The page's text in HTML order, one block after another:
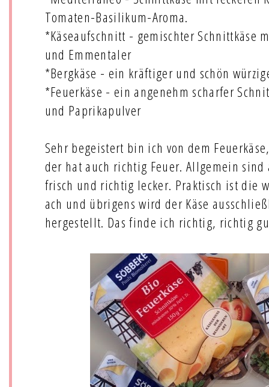
Tomaten-Basilikum-Aroma.
*Käseaufschnitt - gemischter Schnittkäse
und Emmentaler
*Bergkäse - ein kräftiger und schön
*Feuerkäse - ein angenehm scharfer
und Paprikapulver
Sehr begeistert bin ich von dem
der hat auch richtig Feuer. Allgemein
frisch und richtig lecker. Praktisch ist die
ach und übrigens wird der Käse
hergestellt. Das finde ich richtig, richtig